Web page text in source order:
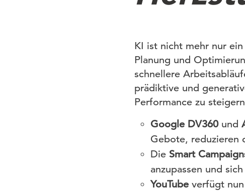
KI ist nicht mehr nur
Planung und
schnellere
prädiktive und
Performance zu
Google DV360 und
Gebote, reduzieren
Die Smart
anzupassen und
YouTube verfügt